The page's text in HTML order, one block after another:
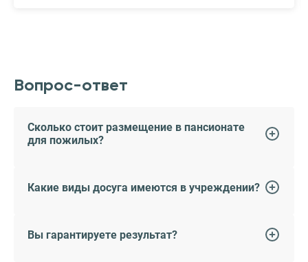
Вопрос-ответ
Сколько стоит размещение в пансионате
для пожилых?
Какие виды досуга имеются в учреждении?
Вы гарантируете результат?